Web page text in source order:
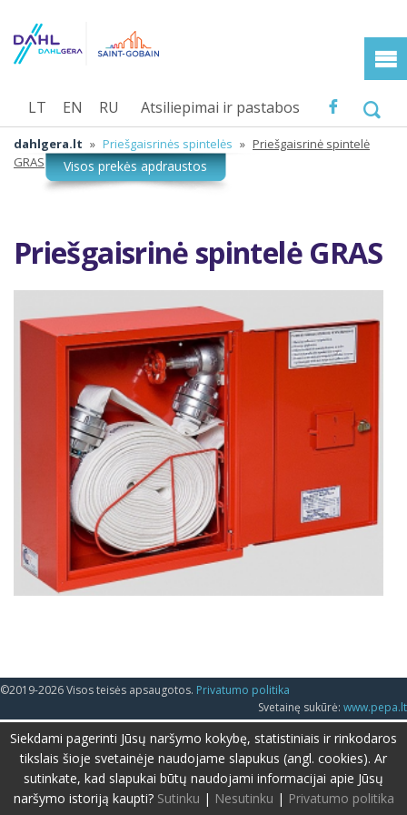
Atsiliepimai ir pastabos
LT EN RU
dahlgera.lt » Priešgaisrinės spintelės » Priešgaisrinė spintelė
GRAS
Priešgaisrinė spintelė GRAS
©2019-2026 Visos teisės apsaugotos. Privatumo politika
Svetainę sukūrė: www.pepa.lt
Siekdami pagerinti Jūsų naršymo kokybę, statistiniais ir rinkodaros
tikslais šioje svetainėje naudojame slapukus (angl. cookies). Ar
sutinkate, kad slapukai būtų naudojami informacijai apie Jūsų
naršymo istoriją kaupti? Sutinku | Nesutinku | Privatumo politika